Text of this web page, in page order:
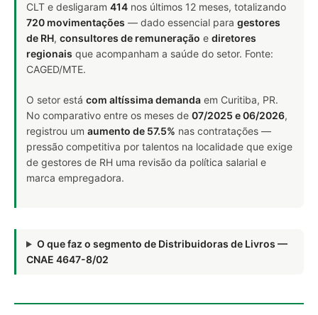
CLT e desligaram 414 nos últimos 12 meses, totalizando
720 movimentações — dado essencial para gestores
de RH, consultores de remuneração e diretores
regionais que acompanham a saúde do setor. Fonte:
CAGED/MTE.
O setor está com altíssima demanda em Curitiba, PR.
No comparativo entre os meses de 07/2025 e 06/2026,
registrou um aumento de 57.5% nas contratações —
pressão competitiva por talentos na localidade que exige
de gestores de RH uma revisão da política salarial e
marca empregadora.
O que faz o segmento de Distribuidoras de Livros —
CNAE 4647-8/02